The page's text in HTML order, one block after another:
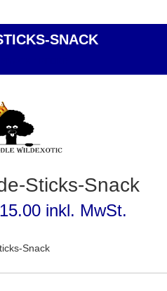
SNACK
Sticks-Snack
inkl. MwSt.
Snack